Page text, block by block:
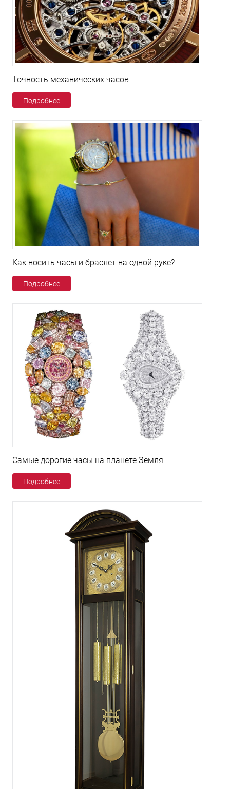
Точность механических часов
Подробнее
Как носить часы и браслет на одной руке?
Подробнее
Самые дорогие часы на планете Земля
Подробнее